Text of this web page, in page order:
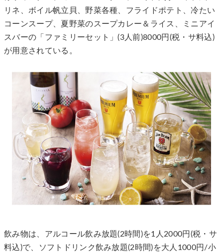
リネ、ボイル帆立貝、野菜各種、フライドポテト、冷たい
コーンスープ、夏野菜のスープカレー＆ライス、ミニアイ
スバーの「ファミリーセット」(3人前)8000円(税・サ料込)
が用意されている。
飲み物は、アルコール飲み放題(2時間)を1人2000円(税・サ
料込)で、ソフトドリンク飲み放題(2時間)を大人1000円/小